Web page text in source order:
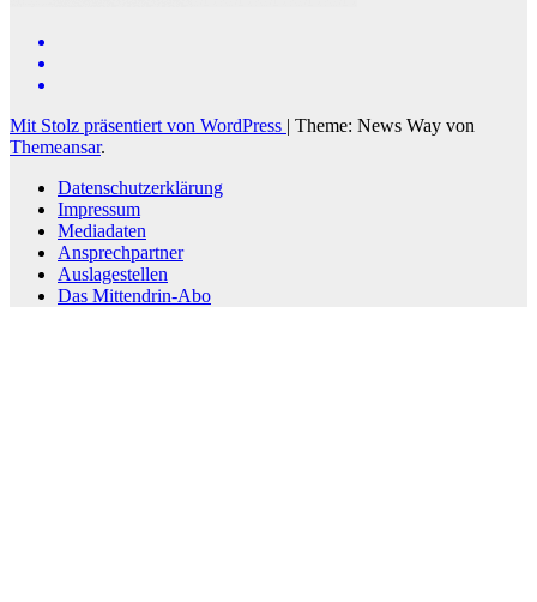
Mit Stolz präsentiert von WordPress | Theme: News Way von
Themeansar.
Datenschutzerklärung
Impressum
Mediadaten
Ansprechpartner
Auslagestellen
Das Mittendrin-Abo